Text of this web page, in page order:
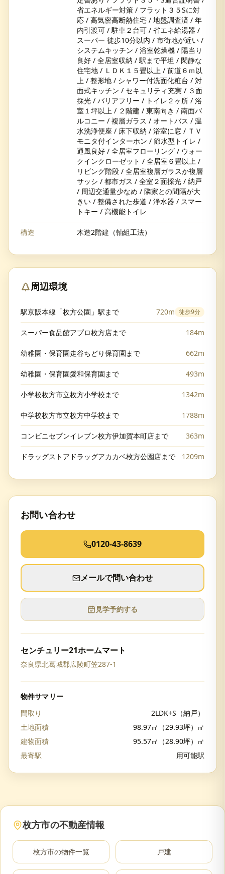
省エネルギー対策 / フラット３５Sに対
応 / 高気密高断熱住宅 / 地盤調査済 / 年
内引渡可 / 駐車２台可 / 省エネ給湯器 /
スーパー 徒歩10分以内 / 市街地が近い /
システムキッチン / 浴室乾燥機 / 陽当り
良好 / 全居室収納 / 駅まで平坦 / 閑静な
住宅地 / ＬＤＫ１５畳以上 / 前道６ｍ以
上 / 整形地 / シャワー付洗面化粧台 / 対
面式キッチン / セキュリティ充実 / ３面
採光 / バリアフリー / トイレ２ヶ所 / 浴
室１坪以上 / ２階建 / 東南向き / 南面バ
ルコニー / 複層ガラス / オートバス / 温
水洗浄便座 / 床下収納 / 浴室に窓 / ＴＶ
モニタ付インターホン / 節水型トイレ /
通風良好 / 全居室フローリング / ウォー
クインクローゼット / 全居室６畳以上 /
リビング階段 / 全居室複層ガラスか複層
サッシ / 都市ガス / 全室２面採光 / 納戸
/ 周辺交通量少なめ / 隣家との間隔が大
きい / 整備された歩道 / 浄水器 / スマー
トキー / 高機能トイレ
構造 木造2階建（軸組工法）
周辺環境
駅京阪本線「枚方公園」駅まで 720m 徒歩9分
スーパー食品館アプロ枚方店まで 184m
幼稚園・保育園走谷ちどり保育園まで 662m
幼稚園・保育園愛和保育園まで 493m
小学校枚方市立枚方小学校まで 1342m
中学校枚方市立枚方中学校まで 1788m
コンビニセブンイレブン枚方伊加賀本町店まで 363m
ドラッグストアドラッグアカカベ枚方公園店まで 1209m
お問い合わせ
0120-43-8639
メールで問い合わせ
見学予約する
センチュリー21ホームマート
奈良県北葛城郡広陵町笠287-1
物件サマリー
間取り
2LDK+S（納戸）
土地面積
98.97㎡（29.93坪）㎡
建物面積
95.57㎡（28.90坪）㎡
最寄駅
用可能駅
枚方市の不動産情報
枚方市の物件一覧 戸建